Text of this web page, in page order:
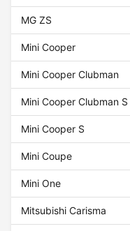
MG ZS
Mini Cooper
Mini Cooper Clubman
Mini Cooper Clubman S
Mini Cooper S
Mini Coupe
Mini One
Mitsubishi Carisma